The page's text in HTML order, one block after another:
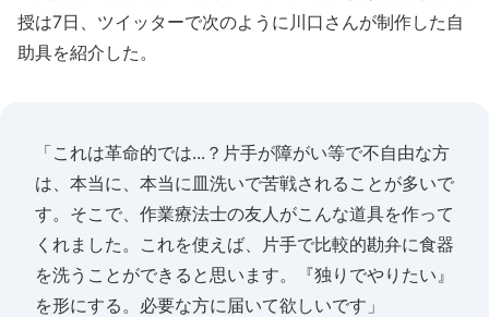
授は7日、ツイッターで次のように川口さんが制作した自
助具を紹介した。
「これは革命的では...？片手が障がい等で不自由な方
は、本当に、本当に皿洗いで苦戦されることが多いで
す。そこで、作業療法士の友人がこんな道具を作って
くれました。これを使えば、片手で比較的勘弁に食器
を洗うことができると思います。『独りでやりたい』
を形にする。必要な方に届いて欲しいです」